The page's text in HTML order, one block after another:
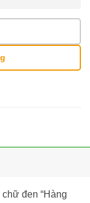
số lượng
đen “Hàng